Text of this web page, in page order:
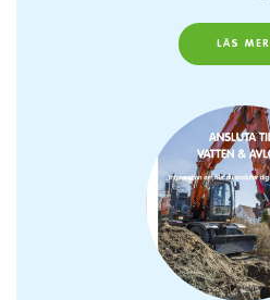
LÄS MER